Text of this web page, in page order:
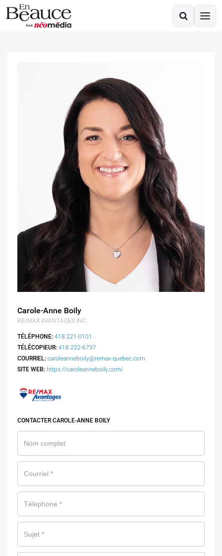
Carole-Anne Boily
RE/MAX AVANTAGES INC.
TÉLÉPHONE: 418 221-0101
TÉLÉCOPIEUR: 418 222-6737
COURRIEL: caroleanneboily@remax-quebec.com
SITE WEB: https://caroleanneboily.com/
CONTACTER CAROLE-ANNE BOILY